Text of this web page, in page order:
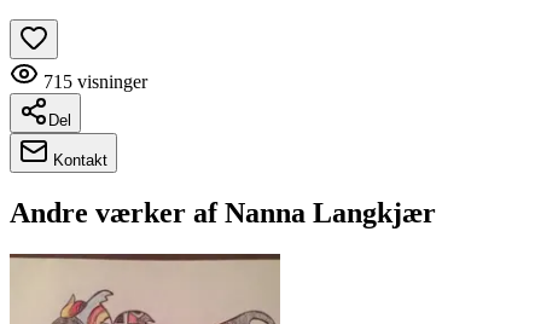
715 visninger
Del
Kontakt
Andre værker afNanna Langkjær